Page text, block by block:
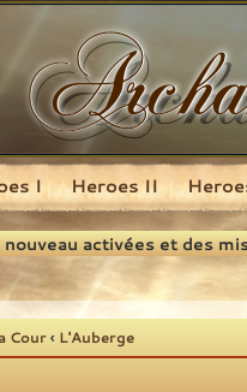
I Heroes II
activées et des
Cour‹ L'Auberge